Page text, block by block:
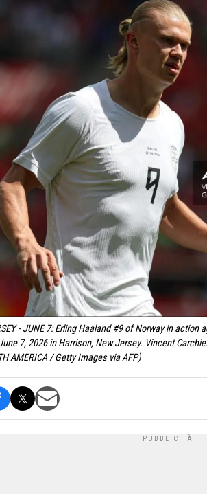
- JUNE 7: Erling Haaland #9 of Norway in
7, 2026 in Harrison, New Jersey. Vincent
AMERICA / Getty Images via AFP)